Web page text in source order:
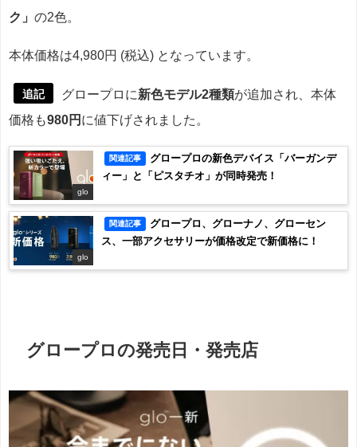
ク」 の2色。
本体価格は4,980円 (税込) となっています。
追記 グロープロに新色モデル2種類が追加され、本体
価格も980円 に値下げされました。
glo
関連記事
グロープロの新色デバイス「バーガンデ
ィー」と「ピスタチオ」が同時発売！
glo
関連記事
グロープロ、グローナノ、グローセン
ス、一部アクセサリーが価格改定で新価格に！
グロープロの発売日・発売店